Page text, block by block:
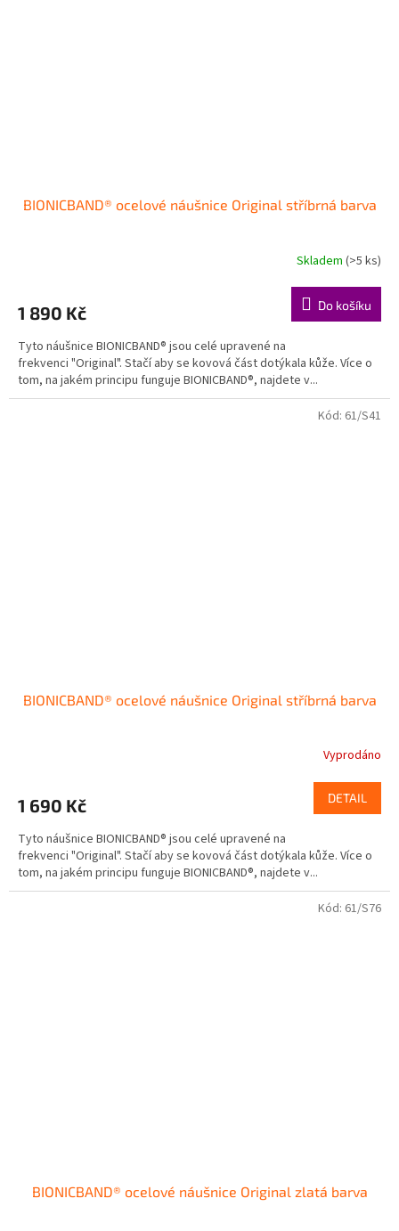
BIONICBAND® ocelové náušnice Original stříbrná barva
Skladem (>5 ks)
1 890 Kč Do košíku
Tyto náušnice BIONICBAND® jsou celé upravené na
frekvenci "Original". Stačí aby se kovová část dotýkala kůže. Více o
tom, na jakém principu funguje BIONICBAND®, najdete v...
BIONICBAND® ocelové náušnice Original stříbrná barva
Vyprodáno
1 690 Kč DETAIL
Tyto náušnice BIONICBAND® jsou celé upravené na
frekvenci "Original". Stačí aby se kovová část dotýkala kůže. Více o
tom, na jakém principu funguje BIONICBAND®, najdete v...
Kód: 61/S41
BIONICBAND® ocelové náušnice Original zlatá barva
Kód: 61/S76